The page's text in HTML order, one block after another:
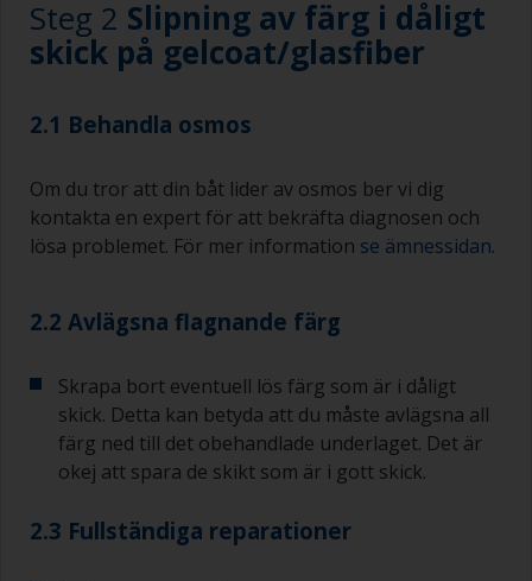
Steg 2 Slipning av färg i dåligt
skick på gelcoat/glasfiber
2.1 Behandla osmos
Om du tror att din båt lider av osmos ber vi dig
kontakta en expert för att bekräfta diagnosen och
lösa problemet. För mer information se ämnessidan.
2.2 Avlägsna flagnande färg
Skrapa bort eventuell lös färg som är i dåligt
skick. Detta kan betyda att du måste avlägsna all
färg ned till det obehandlade underlaget. Det är
okej att spara de skikt som är i gott skick.
2.3 Fullständiga reparationer